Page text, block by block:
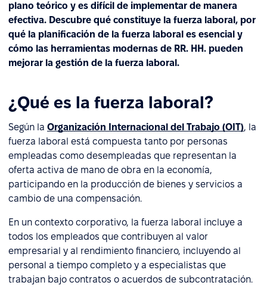
plano teórico y es difícil de implementar de manera
efectiva. Descubre qué constituye la fuerza laboral, por
qué la planificación de la fuerza laboral es esencial y
cómo las herramientas modernas de RR. HH. pueden
mejorar la gestión de la fuerza laboral.
¿Qué es la fuerza laboral?
Según la Organización Internacional del Trabajo (OIT), la
fuerza laboral está compuesta tanto por personas
empleadas como desempleadas que representan la
oferta activa de mano de obra en la economía,
participando en la producción de bienes y servicios a
cambio de una compensación.
En un contexto corporativo, la fuerza laboral incluye a
todos los empleados que contribuyen al valor
empresarial y al rendimiento financiero, incluyendo al
personal a tiempo completo y a especialistas que
trabajan bajo contratos o acuerdos de subcontratación.